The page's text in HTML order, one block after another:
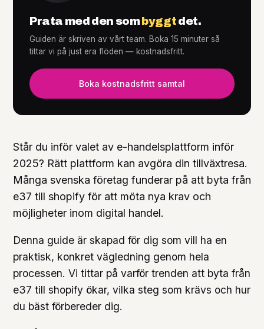
Knowledge Hub +
Står du inför valet av e-handelsplattform inför
2025? Rätt plattform kan avgöra din tillväxtresa.
Många svenska företag funderar på att byta från
e37 till shopify för att möta nya krav och
möjligheter inom digital handel.
Denna guide är skapad för dig som vill ha en
praktisk, konkret vägledning genom hela
processen. Vi tittar på varför trenden att byta från
e37 till shopify ökar, vilka steg som krävs och hur
du bäst förbereder dig.
Prata med den sombyggtdet.
Guiden är skriven av vårt team. Boka 15 minuter så
tittar vi på just era flöden — kostnadsfritt.
Boka kostnadsfritt samtal